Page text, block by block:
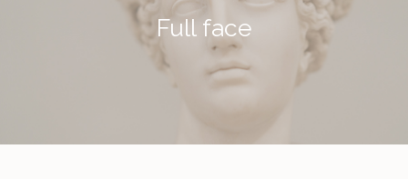
Full face
Más información